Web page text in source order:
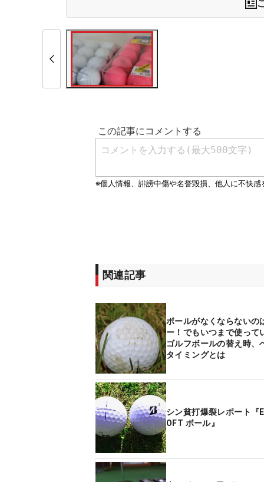
関連記事
ボールがなくならないの
ー！でもいつまで使って
ゴルフボールの替え時、
タイミングとは
シン貧打爆裂レポート『
OFT ボール』